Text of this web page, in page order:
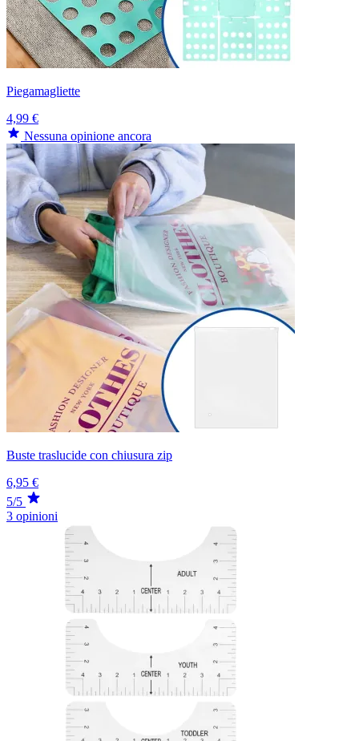
Piegamagliette
4,99 €
Nessuna opinione ancora
Buste traslucide con chiusura zip
6,95 €
5/5
3 opinioni